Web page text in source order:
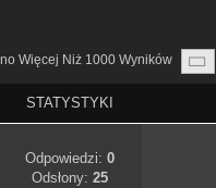
Więcej Niż 1000 Wyników
STATYSTYKI
Odpowiedzi: 0
Odsłony: 25